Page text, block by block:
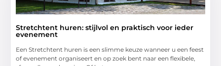
Stretchtent huren: stijlvol en praktisch voor ieder
evenement
Een Stretchtent huren is een slimme keuze wanneer u een feest
of evenement organiseert en op zoek bent naar een flexibele,